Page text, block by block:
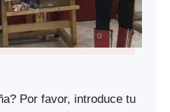
Por favor, introduce tu